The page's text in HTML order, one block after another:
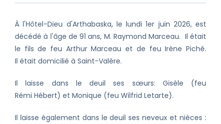
À l'Hôtel-Dieu d'Arthabaska, le lundi 1er juin 2026, est
décédé à l'âge de 91 ans, M. Raymond Marceau. Il était
le fils de feu Arthur Marceau et de feu Irène Piché.
Il était domicilié à Saint-Valère.
Il laisse dans le deuil ses sœurs: Gisèle (feu
Rémi Hébert) et Monique (feu Wilfrid Letarte).
Il laisse également dans le deuil ses neveux et nièces :